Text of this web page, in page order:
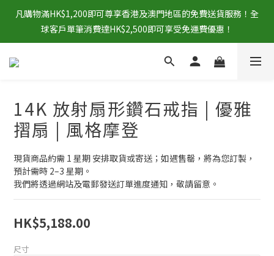
凡購物滿HK$1,200即可尊享香港及澳門地區的免費送貨服務！全
球客戶單筆消費達HK$2,500即可享受免運費優惠！
14K 放射扇形鑽石戒指 | 優雅
摺扇 | 風格摩登
現貨商品約需 1 星期 安排取貨或寄送；如遇售罄，將為您訂製，
預計需時 2–3 星期。
我們將透過網站及電郵發送訂單進度通知，敬請留意。
HK$5,188.00
尺寸